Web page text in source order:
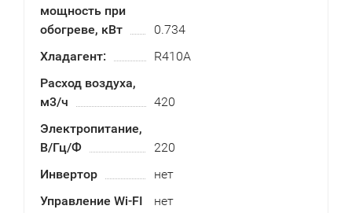
мощность при
обогреве, кВт
0.734
Хладагент:
R410A
Расход воздуха,
м3/ч
420
Электропитание,
В/Гц/Ф
220
Инвертор
нет
Управление Wi-FI
нет